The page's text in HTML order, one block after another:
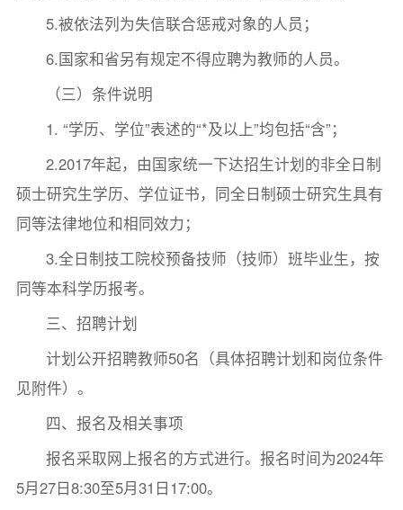
5.被依法列为失信联合惩戒对象的人员；
6.国家和省另有规定不得应聘为教师的人员。
（三）条件说明
1. “学历、学位”表述的“*及以上”均包括“含”；
2.2017年起，由国家统一下达招生计划的非全日制
硕士研究生学历、学位证书，同全日制硕士研究生具有
同等法律地位和相同效力；
3.全日制技工院校预备技师（技师）班毕业生，按
同等本科学历报考。
三、招聘计划
计划公开招聘教师50名（具体招聘计划和岗位条件
见附件）。
四、报名及相关事项
报名采取网上报名的方式进行。报名时间为2024年
5月27日8:30至5月31日17:00。